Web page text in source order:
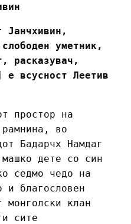
уметник,
расказувач,
всусност Леетив
простор на
рамнина, во
Бадарчх Намдаг
дете со син
седмо чедо на
и благословен
монголски клан
сите